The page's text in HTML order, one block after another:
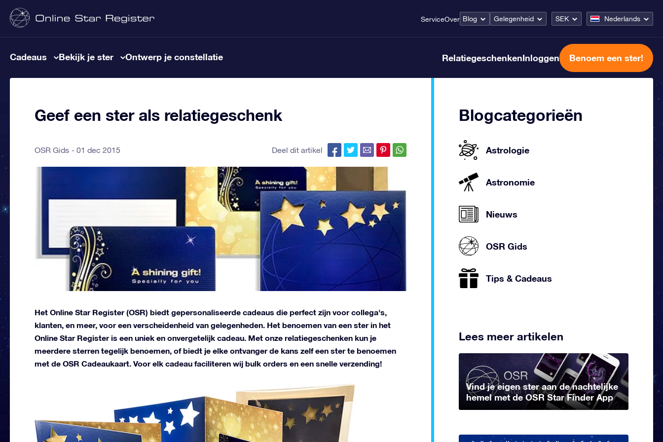
ServiceOver Blog Gelegenheid SEK Nederlands
Cadeaus Bekijk je ster Ontwerp je constellatie RelatiegeschenkenInloggen Benoem een ster!
Geef een ster als relatiegeschenk
OSR Gids 01 dec 2015 Deel dit artikel
Het Online Star Register (OSR) biedt gepersonaliseerde cadeaus die perfect zijn voor collega's,
klanten, en meer, voor een verscheidenheid van gelegenheden. Het benoemen van een ster in het
Online Star Register is een uniek en onvergetelijk cadeau. Met onze relatiegeschenken kun je
meerdere sterren tegelijk benoemen, of biedt je elke ontvanger de kans zelf een ster te benoemen
met de OSR Cadeaukaart. Voor elk cadeau faciliteren wij bulk orders en een snelle verzending!
Blogcategorieën
Astrologie
Astronomie
Nieuws
OSR Gids
Tips & Cadeaus
Lees meer artikelen
Vind je eigen ster aan de nachtelijke
hemel met de OSR Star Finder App